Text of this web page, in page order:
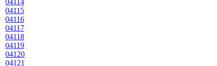
04114
04115
04116
04117
04118
04119
04120
04121